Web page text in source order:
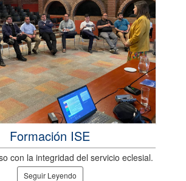
Formación ISE
con la integridad del servicio eclesial.
Seguir Leyendo